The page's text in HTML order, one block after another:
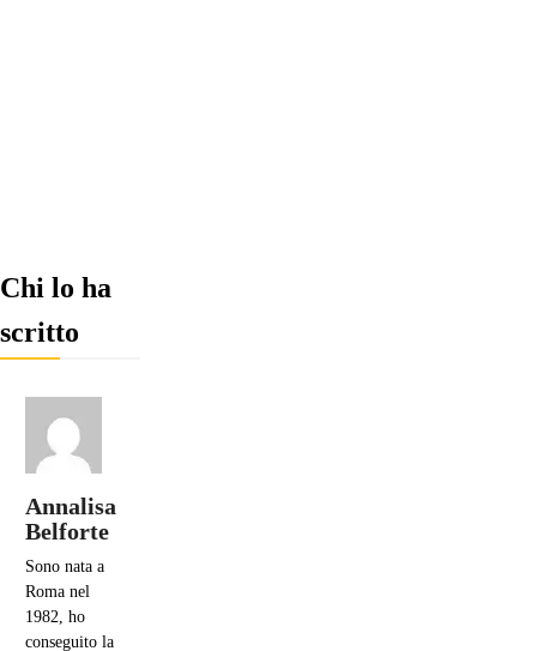
Chi lo ha
scritto
Annalisa
Belforte
Sono nata a
Roma nel
1982, ho
conseguito la